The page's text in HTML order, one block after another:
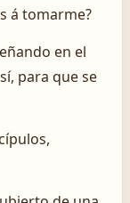
á tomarme?
en el
para que se